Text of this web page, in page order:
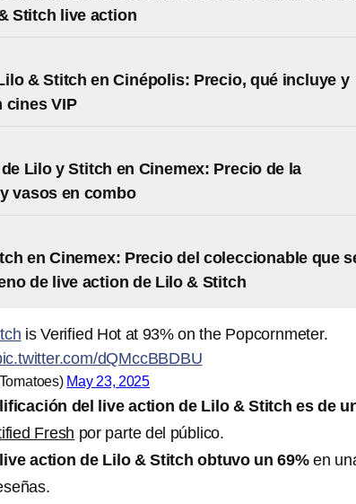
Stitch live action
& Stitch en Cinépolis: Precio, qué incluye y
cines VIP
Lilo y Stitch en Cinemex: Precio de la
vasos en combo
en Cinemex: Precio del coleccionable que
de live action de Lilo & Stitch
is Verified Hot at 93% on the Popcornmeter.
dQMccBBDBU
May 23, 2025
del live action de Lilo & Stitch es de
Fresh por parte del público.
live action de Lilo & Stitch obtuvo un 69%en